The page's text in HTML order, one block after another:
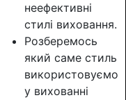
неефективні
стилі виховання.
Розберемось
який саме стиль
використовуємо
у вихованні